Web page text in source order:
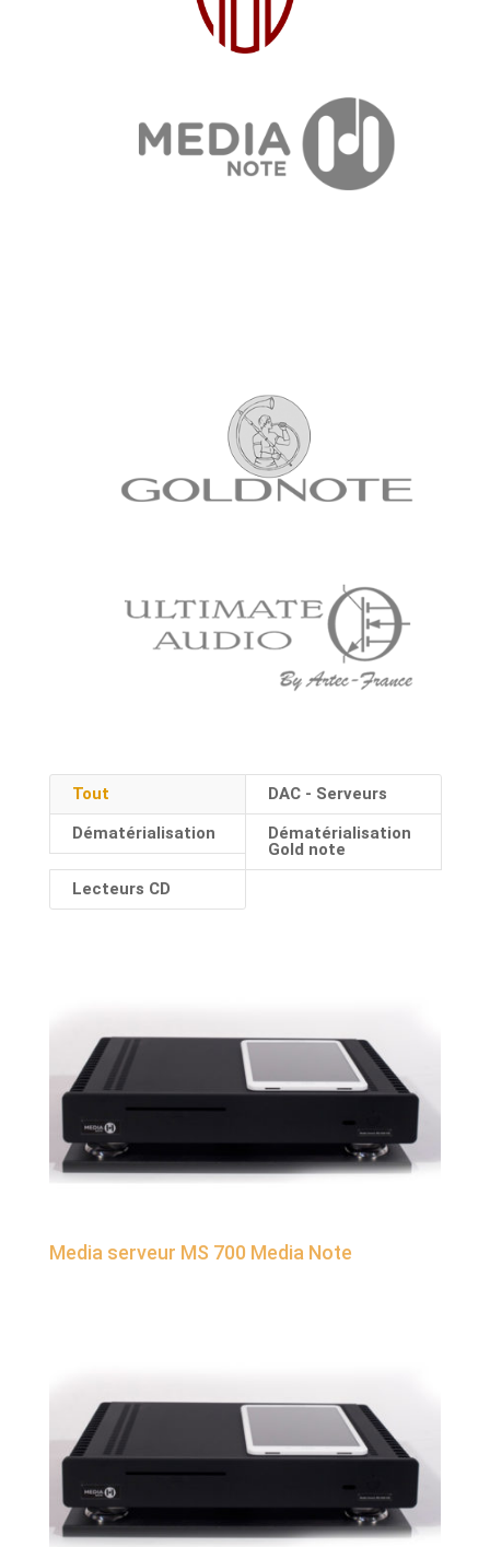
Tout
DAC - Serveurs
Dématérialisation
Dématérialisation
Gold note
Lecteurs CD
Media serveur MS 700 Media Note